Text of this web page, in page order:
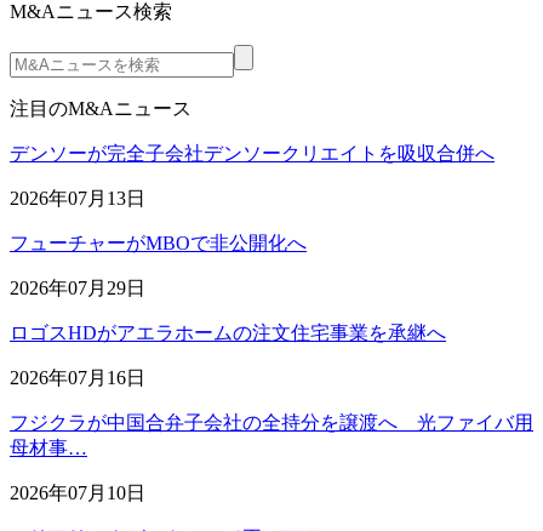
M&Aニュース検索
注目のM&Aニュース
デンソーが完全子会社デンソークリエイトを吸収合併へ
2026年07月13日
フューチャーがMBOで非公開化へ
2026年07月29日
ロゴスHDがアエラホームの注文住宅事業を承継へ
2026年07月16日
フジクラが中国合弁子会社の全持分を譲渡へ 光ファイバ用
母材事…
2026年07月10日